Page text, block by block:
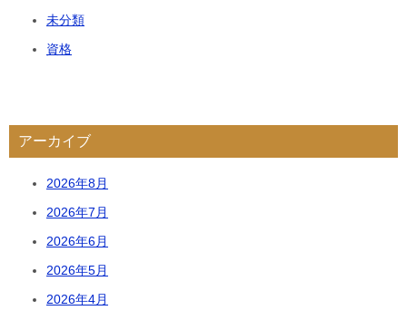
未分類
資格
アーカイブ
2026年8月
2026年7月
2026年6月
2026年5月
2026年4月